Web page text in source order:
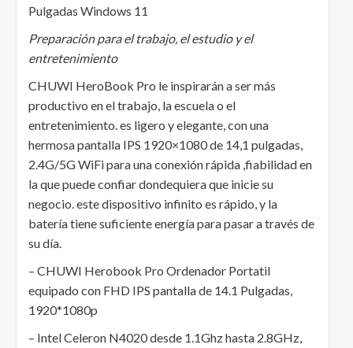
Pulgadas Windows 11
Preparación para el trabajo, el estudio y el
entretenimiento
CHUWI HeroBook Pro le inspirarán a ser más
productivo en el trabajo, la escuela o el
entretenimiento. es ligero y elegante, con una
hermosa pantalla IPS 1920×1080 de 14,1 pulgadas,
2.4G/5G WiFi para una conexión rápida ,fiabilidad en
la que puede confiar dondequiera que inicie su
negocio. este dispositivo infinito es rápido, y la
batería tiene suficiente energía para pasar a través de
su día.
– CHUWI Herobook Pro Ordenador Portatil
equipado con FHD IPS pantalla de 14.1 Pulgadas,
1920*1080p
– Intel Celeron N4020 desde 1.1Ghz hasta 2.8GHz,